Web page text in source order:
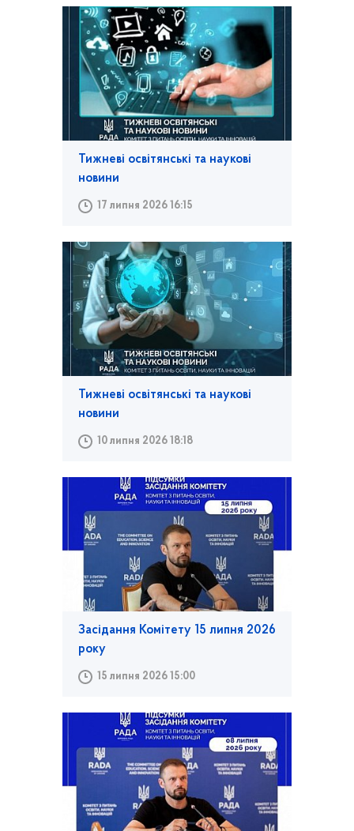
Тижневі освітянські та наукові
новини
17 липня 2026 16:15
Тижневі освітянські та наукові
новини
10 липня 2026 18:18
Засідання Комітету 15 липня 2026
року
15 липня 2026 15:00